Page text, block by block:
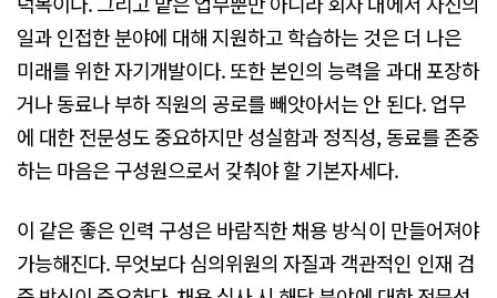
일과 인접한 분야에 대해 지원하고 학습하는 것은 더 나은
미래를 위한 자기개발이다. 또한 본인의 능력을 과대 포장하
거나 동료나 부하 직원의 공로를 빼앗아서는 안 된다. 업무
에 대한 전문성도 중요하지만 성실함과 정직성, 동료를 존중
하는 마음은 구성원으로서 갖춰야 할 기본자세다.
이 같은 좋은 인력 구성은 바람직한 채용 방식이 만들어져야
가능해진다. 무엇보다 심의위원의 자질과 객관적인 인재 검